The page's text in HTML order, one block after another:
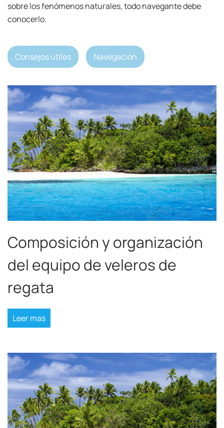
sobre los fenómenos naturales, todo navegante debe
conocerlo.
Consejos útiles Navegación
Composición y organización
del equipo de veleros de
regata
Leer mas